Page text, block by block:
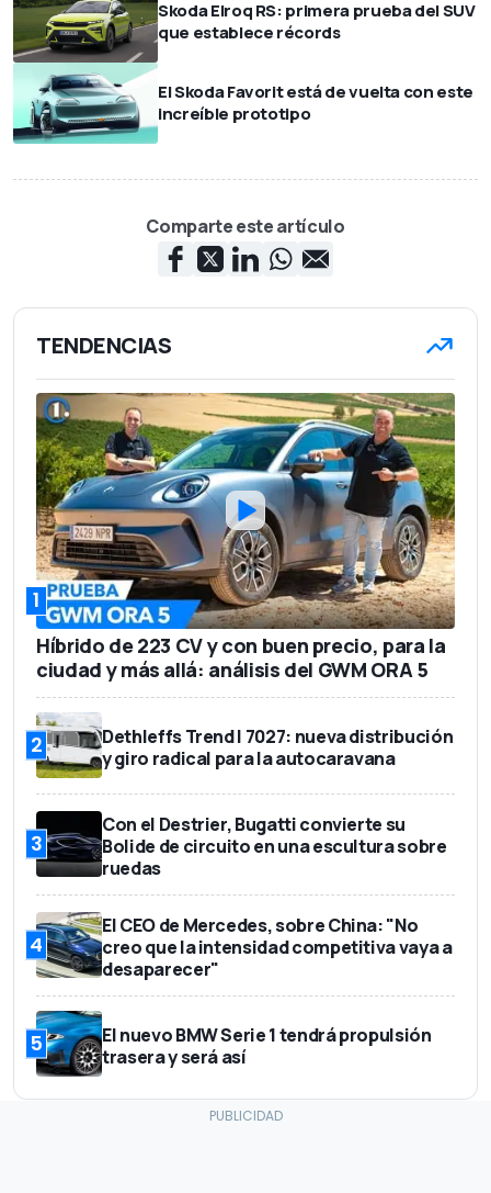
Skoda Elroq RS: primera prueba del SUV
que establece récords
El Skoda Favorit está de vuelta con este
increíble prototipo
Comparte este artículo
TENDENCIAS
1
Híbrido de 223 CV y con buen precio, para la
ciudad y más allá: análisis del GWM ORA 5
2
Dethleffs Trend I 7027: nueva distribución
y giro radical para la autocaravana
3
Con el Destrier, Bugatti convierte su
Bolide de circuito en una escultura sobre
ruedas
4
El CEO de Mercedes, sobre China: "No
creo que la intensidad competitiva vaya a
desaparecer"
5
El nuevo BMW Serie 1 tendrá propulsión
trasera y será así